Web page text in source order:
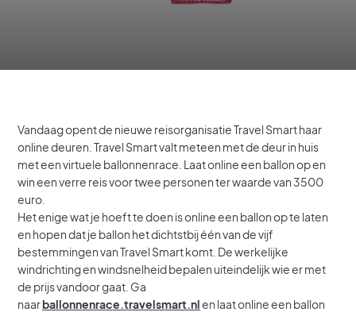
Vandaag opent de nieuwe reisorganisatie Travel Smart haar
online deuren. Travel Smart valt meteen met de deur in huis
met een virtuele ballonnenrace. Laat online een ballon op en
win een verre reis voor twee personen ter waarde van 3500
euro.
Het enige wat je hoeft te doen is online een ballon op te laten
en hopen dat je ballon het dichtstbij één van de vijf
bestemmingen van Travel Smart komt. De werkelijke
windrichting en windsnelheid bepalen uiteindelijk wie er met
de prijs vandoor gaat. Ga
naarballonnenrace.travelsmart.nlen laat online een ballon